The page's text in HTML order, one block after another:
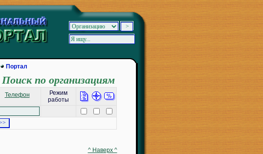
Портал
Поиск по организациям
Телефон
Режим
работы
^ Наверх ^